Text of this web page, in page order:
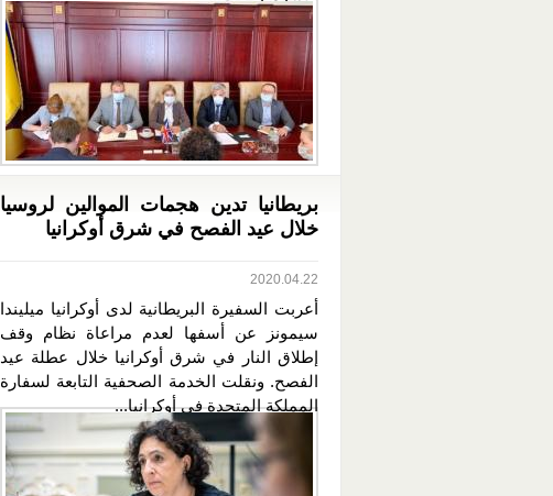
بريطانيا تدين هجمات الموالين لروسيا
خلال عيد الفصح في شرق أوكرانيا
2020.04.22
أعربت السفيرة البريطانية لدى أوكرانيا ميليندا
سيمونز عن أسفها لعدم مراعاة نظام وقف
إطلاق النار في شرق أوكرانيا خلال عطلة عيد
الفصح. ونقلت الخدمة الصحفية التابعة لسفارة
المملكة المتحدة في أوكرانيا...